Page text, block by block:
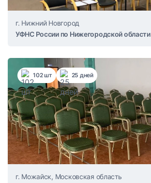
г. Нижний Новгород
УФНС России по Нижегородской области
102 шт 25 дней
г. Можайск, Московская область